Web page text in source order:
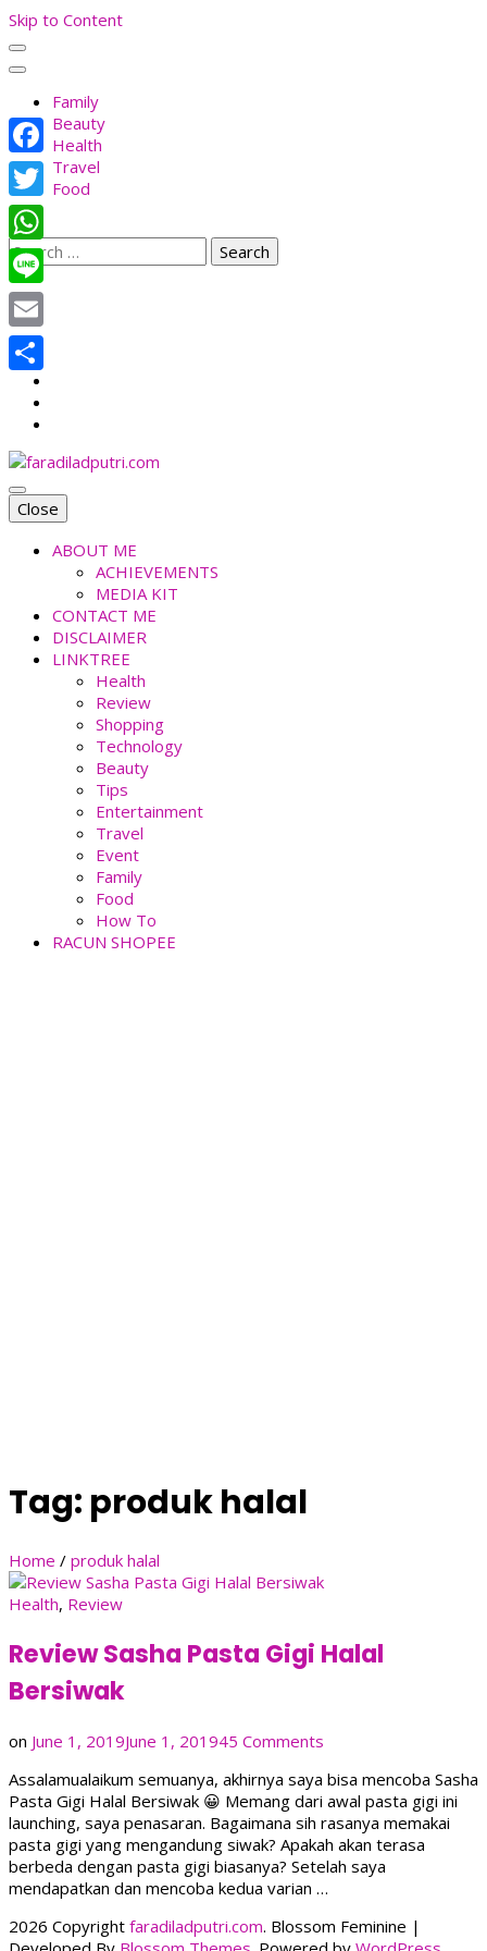
Skip to Content
Family
Beauty
Health
Travel
Food
Search
for:
faradiladputri.com
Indonesian Millennial Mom and Lifestyle Blogger
Close
ABOUT ME
ACHIEVEMENTS
MEDIA KIT
CONTACT ME
DISCLAIMER
LINKTREE
Health
Review
Shopping
Technology
Beauty
Tips
Entertainment
Travel
Event
Family
Food
How To
RACUN SHOPEE
Tag: produk halal
Home / produk halal
Health, Review
Review Sasha Pasta Gigi Halal
Bersiwak
on June 1, 2019June 1, 201945 Comments
Sasha
Pasta
Gigi
Halal
Bersiwak
Assalamualaikum semuanya, akhirnya saya bisa mencoba Sasha
Pasta Gigi Halal Bersiwak 😀 Memang dari awal pasta gigi ini
launching, saya penasaran. Bagaimana sih rasanya memakai
pasta gigi yang mengandung siwak? Apakah akan terasa
berbeda dengan pasta gigi biasanya? Setelah saya
mendapatkan dan mencoba kedua varian …
2026 Copyright faradiladputri.com. Blossom Feminine |
Facebook
Twitter
WhatsApp
Line
Email
Share